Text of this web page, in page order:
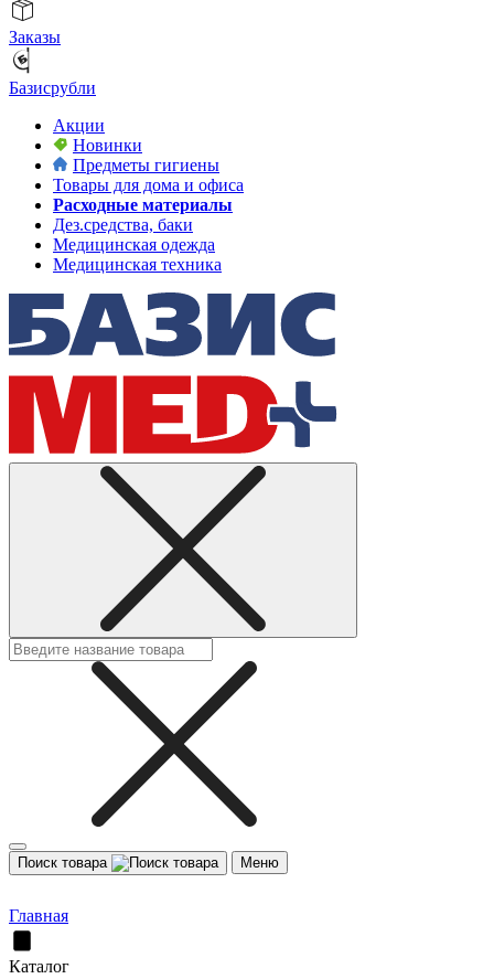
Заказы
Базисрубли
Акции
Новинки
Предметы гигиены
Товары для дома и офиса
Расходные материалы
Дез.средства, баки
Медицинская одежда
Медицинская техника
Поиск товара Меню
Главная
Каталог